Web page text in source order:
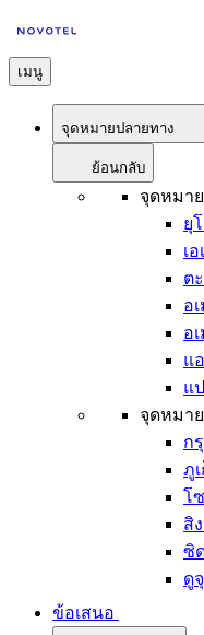
เมนู
จุดหมายปลายทาง
ย้อนกลับ
จุดหมา
ยุ
เอ
ต
อ
อ
แ
แ
จุดหมา
ก
ภู
โ
สิ
ซิ
ดู
ข้อเสนอ